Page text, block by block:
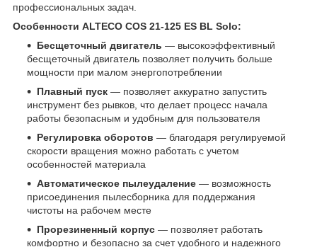
профессиональных задач.
Особенности ALTECO COS 21-125 ES BL Solo:
Бесщеточный двигатель — высокоэффективный
бесщеточный двигатель позволяет получить больше
мощности при малом энергопотреблении
Плавный пуск — позволяет аккуратно запустить
инструмент без рывков, что делает процесс начала
работы безопасным и удобным для пользователя
Регулировка оборотов — благодаря регулируемой
скорости вращения можно работать с учетом
особенностей материала
Автоматическое пылеудаление — возможность
присоединения пылесборника для поддержания
чистоты на рабочем месте
Прорезиненный корпус — позволяет работать
комфортно и безопасно за счет удобного и надежного